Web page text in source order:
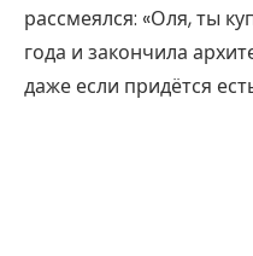
рассмеялся: «Оля, ты
года и закончила
даже если придётся